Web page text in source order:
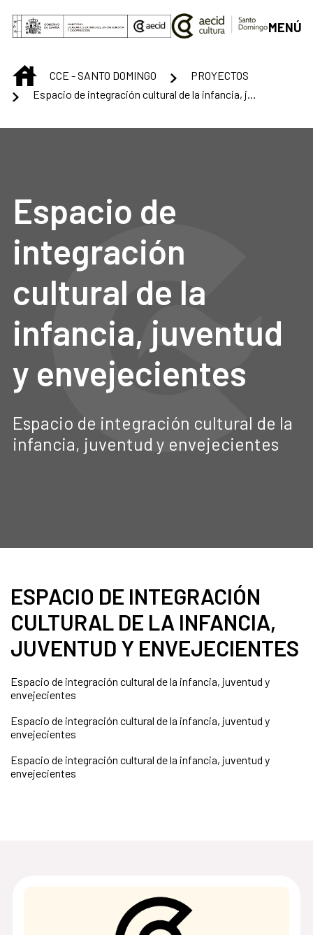
Saltar al contenido principal
MENÚ
INICIOCCE - SANTO DOMINGO
PROYECTOS
Espacio de integración cultural de la infancia, juventud y envejecientes
Espacio de
integración
cultural de la
infancia, juventud
y envejecientes
Espacio de integración cultural de la
infancia, juventud y envejecientes
ESPACIO DE INTEGRACIÓN
CULTURAL DE LA INFANCIA,
JUVENTUD Y ENVEJECIENTES
Espacio de integración cultural de la infancia, juventud y
envejecientes
Espacio de integración cultural de la infancia, juventud y
envejecientes
Espacio de integración cultural de la infancia, juventud y
envejecientes